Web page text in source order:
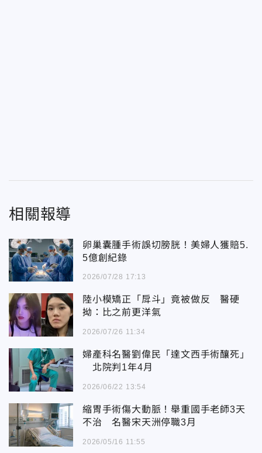
相關報導
卵巢囊腫手術誤切膀胱！美婦人獲賠5.
5億創紀錄
2026/07/28 17:13
陸小模矯正「戽斗」竟被做反 醫硬
拗：比之前更洋氣
2026/07/26 11:34
婦產科名醫劉偉民「達文西手術釀死」
北院判1年4月
2026/06/22 13:54
縮胃手術傷大動脈！舉重國手老師3天
不治 名醫宋天洲停職3月
2026/05/16 11:55